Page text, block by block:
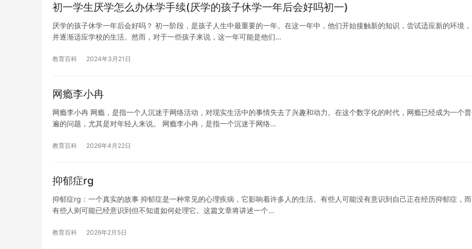
初一学生厌学怎么办休学手续(厌学的孩子休学一年后会好吗初一)
厌学的孩子休学一年后会好吗？ 初一阶段，是孩子人生中最重要的一年。在这一年中，他们开始接触新的知识，尝试适应新的环境，
并逐渐适应学校的生活。然而，对于一些孩子来说，这一年可能是他们…
教育百科 2024年3月21日
网瘾李小冉
网瘾李小冉 网瘾，是指一个人沉迷于网络活动，对现实生活中的事情失去了兴趣和动力。在这个数字化的时代，网瘾已经成为一个普
遍的问题，尤其是对年轻人来说。 网瘾李小冉，是指一个沉迷于网络…
教育百科 2026年4月22日
抑郁症rg
抑郁症rg：一个真实的故事 抑郁症是一种常见的心理疾病，它影响着许多人的生活。有些人可能没有意识到自己正在经历抑郁症，而
有些人则可能已经意识到但不知道如何处理它。这篇文章将讲述一个…
教育百科 2026年2月5日